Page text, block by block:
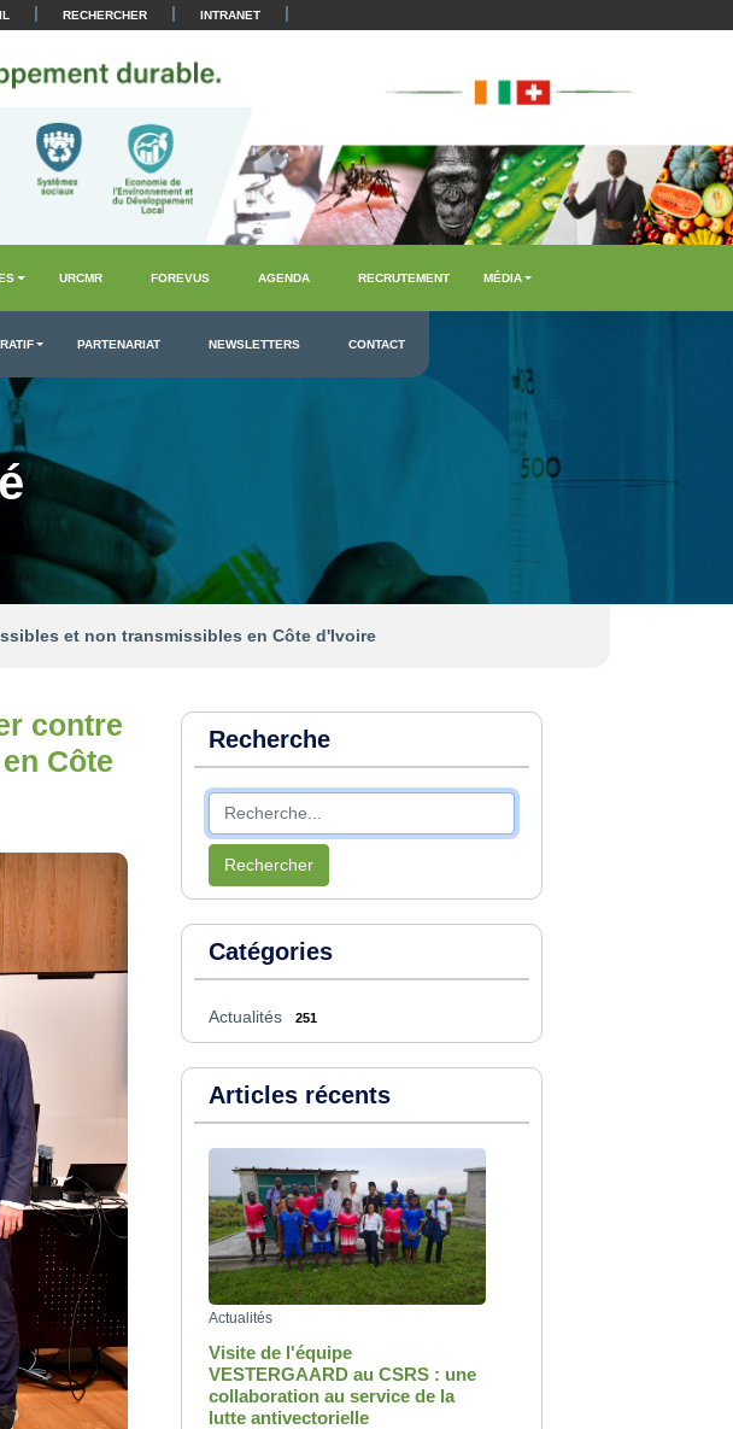
| RECHERCHER | INTRANET |
URCMR FOREVUS AGENDA RECRUTEMENT MÉDIA
PARTENARIAT NEWSLETTERS CONTACT
et non transmissibles en Côte d'Ivoire
contre
Côte
Recherche
Rechercher
Catégories
Actualités 251
Articles récents
Actualités
Visite de l'équipe
VESTERGAARD au CSRS : une
collaboration au service de la
lutte antivectorielle